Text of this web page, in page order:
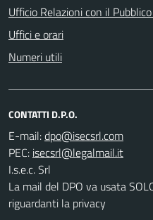
Ufficio Relazioni con il
Uffici e orari
Numeri utili
CONTATTI D.P.O.
E-mail:
PEC:
I.s.e.c. Srl
La mail del DPO va usata
riguardanti la privacy